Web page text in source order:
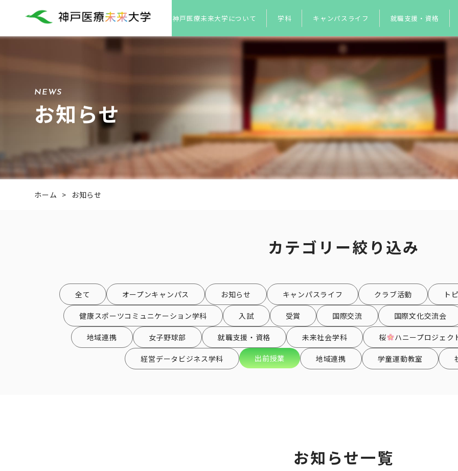
神戸医療未来大学について 学科 キャンパスライフ 就職支援・資格
NEWS
お知らせ
ホーム > お知らせ
カテゴリー絞り込み
全て オープンキャンパス お知らせ キャンパスライフ クラブ活動 ト
健康スポーツコミュニケーション学科 入試 受賞 国際交流 国際文化交流会
地域連携 女子野球部 就職支援・資格 未来社会学科 桜 ハニープロジェク
経営データビジネス学科 出前授業 地域連携 学童運動教室
お知らせ一覧